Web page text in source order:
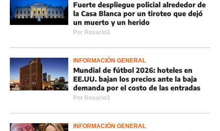
Fuerte despliegue policial alrededor de
la Casa Blanca por un tiroteo que dejó
un muerto y un herido
Por Rosario3
INFORMACIÓN GENERAL
Mundial de fútbol 2026: hoteles en
EE.UU. bajan los precios ante la baja
demanda por el costo de las entradas
Por Rosario3
INFORMACIÓN GENERAL